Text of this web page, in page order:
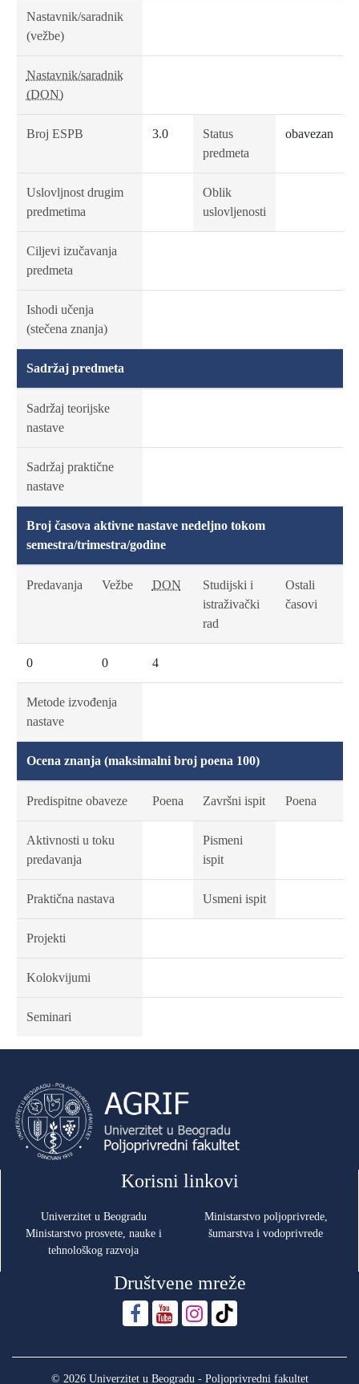
Nastavnik/saradnik
(vežbe)
Nastavnik/saradnik
(DON)
Broj ESPB 3.0
Status
predmeta
obavezan
Uslovljnost drugim
predmetima
Oblik
uslovljenosti
Ciljevi izučavanja
predmeta
Ishodi učenja
(stečena znanja)
Sadržaj predmeta
Sadržaj teorijske
nastave
Sadržaj praktične
nastave
Broj časova aktivne nastave nedeljno tokom
semestra/trimestra/godine
Predavanja Vežbe DON
Studijski i
istraživački
rad
Ostali
časovi
0 0 4
Metode izvođenja
nastave
Ocena znanja (maksimalni broj poena 100)
Predispitne obaveze Poena Završni ispit Poena
Aktivnosti u toku
predavanja
Pismeni
ispit
Praktična nastava Usmeni ispit
Projekti
Kolokvijumi
Seminari
Korisni linkovi
Univerzitet u Beogradu
Ministarstvo prosvete, nauke i
tehnološkog razvoja
Ministarstvo poljoprivrede,
šumarstva i vodoprivrede
Društvene mreže
© 2026 Univerzitet u Beogradu - Poljoprivredni fakultet